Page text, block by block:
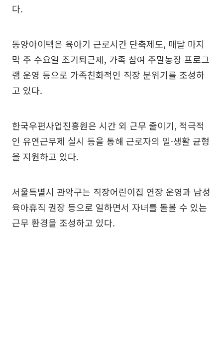
다.
동양아이텍은 육아기 근로시간 단축제도, 매달 마지
막 주 수요일 조기퇴근제, 가족 참여 주말농장 프로그
램 운영 등으로 가족친화적인 직장 분위기를 조성하
고 있다.
한국우편사업진흥원은 시간 외 근무 줄이기, 적극적
인 유연근무제 실시 등을 통해 근로자의 일·생활 균형
을 지원하고 있다.
서울특별시 관악구는 직장어린이집 연장 운영과 남성
육아휴직 권장 등으로 일하면서 자녀를 돌볼 수 있는
근무 환경을 조성하고 있다.